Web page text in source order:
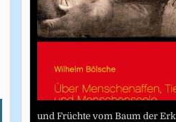
und Früchte vom Baum der